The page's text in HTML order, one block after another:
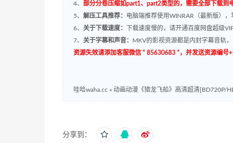
4、 部分分卷压缩如part1、part2类型的，需要全部下载到
5、 解压工具推荐： 电脑端推荐使用WINRAR（最新版），
6、 关于下载速度：
下载速度慢的，请开通百度网盘超级
7、 关于字幕和声音：
MKV的影视资源都是内封字幕音轨
资源失效请添加客服微信 “ 85630683 ”，并发送资源编号
哇哈waha.cc » 动画动漫《猎龙飞船》高清超清[BD720P/
分享到：